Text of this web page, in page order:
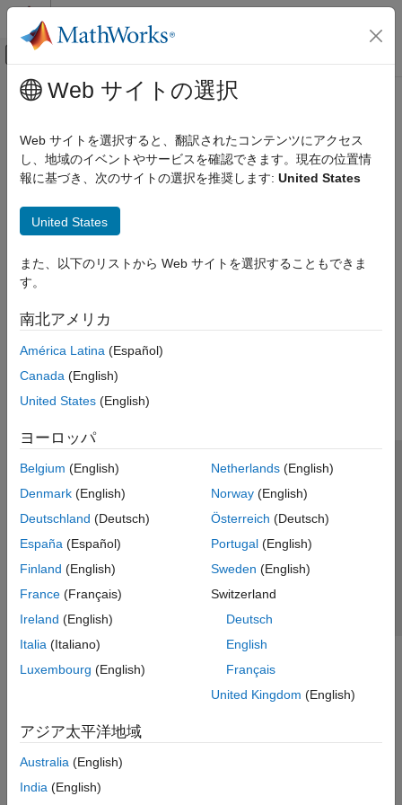
コンテンツへスキップ
オフキャンバス ナビゲーション メ
ドキュメンテーションのホーム
FPGA、ASIC、および SoC 開発
メインコンテンツ
この情報は役に立ちましたか？
Web サイトの選択
Web サイトを選択すると、翻訳されたコンテンツにアクセス
し、地域のイベントやサービスを確認できます。現在の位置情
報に基づき、次のサイトの選択を推奨します: United States
United States
また、以下のリストから Web サイトを選択することもできま
す。
南北アメリカ
América Latina (Español)
Canada (English)
United States (English)
ヨーロッパ
Belgium (English)
Denmark (English)
Deutschland (Deutsch)
España (Español)
Finland (English)
France (Français)
Ireland (English)
Italia (Italiano)
Luxembourg (English)
Netherlands(English)
Norway(English)
Österreich (Deutsch)
Portugal(English)
Sweden (English)
Switzerland
Deutsch
English
Français
United Kingdom (English)
アジア太平洋地域
Australia (English)
India (English)
トラストセンター
プライバシー ポリシー
違法コピー防止
アプリケーション ステータス
© 1994-2026 The MathWorks, Inc.